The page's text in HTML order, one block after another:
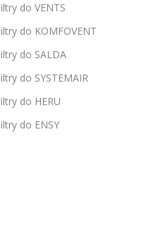
do VENTS
do KOMFOVENT
do SALDA
do SYSTEMAIR
do HERU
do ENSY